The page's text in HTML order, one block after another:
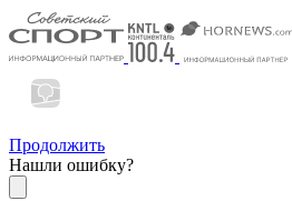
Продолжить
Нашли ошибку?